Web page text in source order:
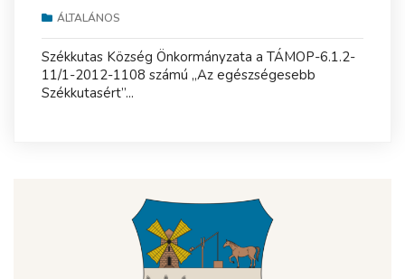
ÁLTALÁNOS
Székkutas Község Önkormányzata a TÁMOP-6.1.2-
11/1-2012-1108 számú „Az egészségesebb
Székkutasért”...